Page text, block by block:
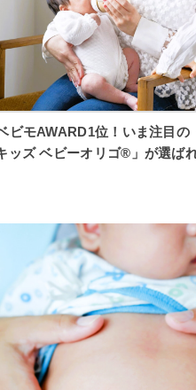
ッズ ベビーオリゴ®」が選ば